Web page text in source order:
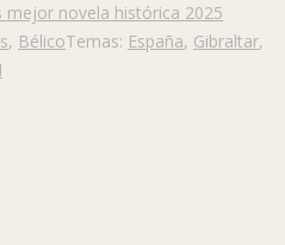
mejor novela histórica 2025
, BélicoTemas: España, Gibraltar,